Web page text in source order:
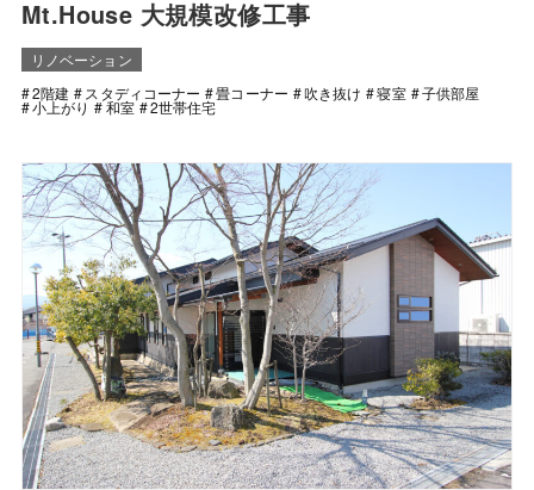
Mt.House 大規模改修工事
リノベーション
2階建
スタディコーナー 畳コーナー 吹き抜け 寝室 子供部屋
小上がり 和室 2世帯住宅